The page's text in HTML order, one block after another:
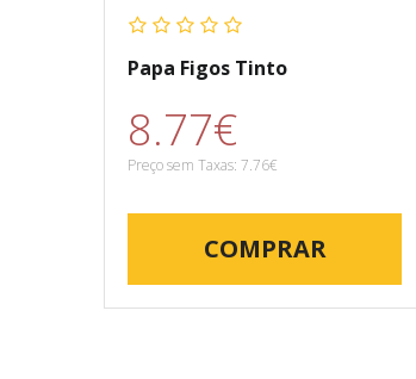
Papa Figos Tinto
8.77€
Preço sem Taxas: 7.76€
COMPRAR